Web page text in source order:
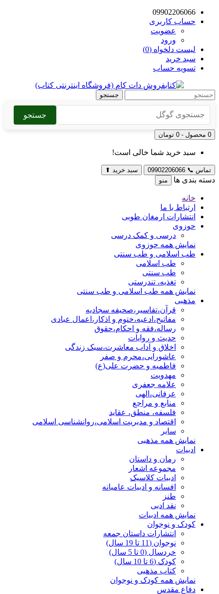
09902206066
حساب کاربری
عضویت
ورود
لیست دلخواه (0)
سبد خرید
تسویه حساب
جستجو
جستجو
0 محصول - 0 تومان
سبد خرید شما خالی است!
تماس 📞
09902206066 سبد خرید ⬆
دسته بندی ها منو
خانه
ارتباط با ما
انتشارات ارمغان طوبی
حوزوی
درسی و کمک درسی
نمایش همه حوزوی
طب اسلامی و طب سنتی
طب اسلامی
طب سنتی
تغذیه، تندرستی
نمایش همه طب اسلامی و طب سنتی
مذهبی
قرآن،تفاسیر،صحیفه سجادیه
مفاتیح،ادعیه،ختوم و اذکار،اعمال عبادی
رساله،فقه و احکام،حقوق
حدیث و روایات
اخلاق و آداب معاشرت،سبک زندگی
عاشورایی،محرم و صفر
فاطمیه و حضرت علی(ع)
مهدویت
علامه جعفری
عرفانی،الهی
منابع و مراجع
فلسفه، منطق، عقاید
اقتصاد و مدیریت اسلامی،روانشناسی اسلامی
سایر
نمایش همه مذهبی
ادبیات
رمان و داستان
مجموعه اشعار
ادبیات کلاسیک
افسانه و ادبیات عامیانه
طنز
نقد ادبی
نمایش همه ادبیات
کودک و نوجوان
انتشارات داستان جمعه
نوجوان (11 تا 19 سال)
خردسال (0 تا 5 سال)
کودک (6 تا 10 سال)
کتاب مذهبی
نمایش همه کودک و نوجوان
دفاع مقدس